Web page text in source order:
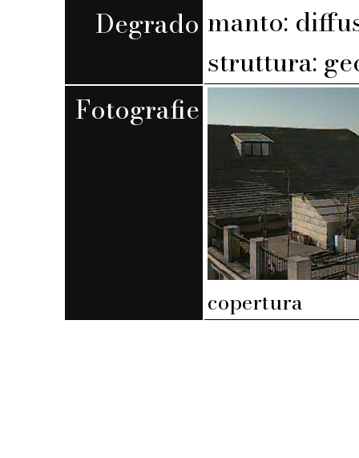
Degrado manto:
struttura:
Fotografie
copertura